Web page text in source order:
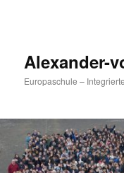
Alexander-
Europaschule –